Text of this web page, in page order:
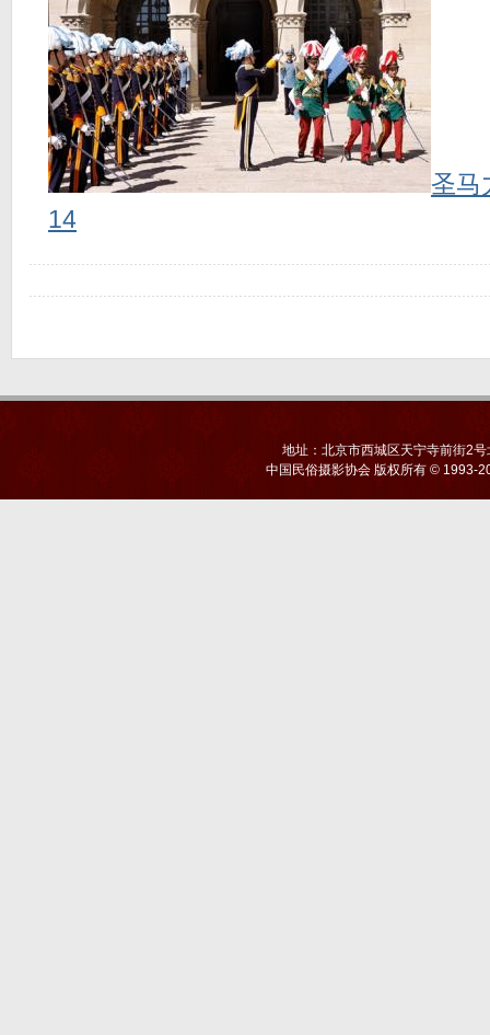
圣马
14
地址：北京市西城区天宁寺前街2
中国民俗摄影协会 版权所有 © 1993-